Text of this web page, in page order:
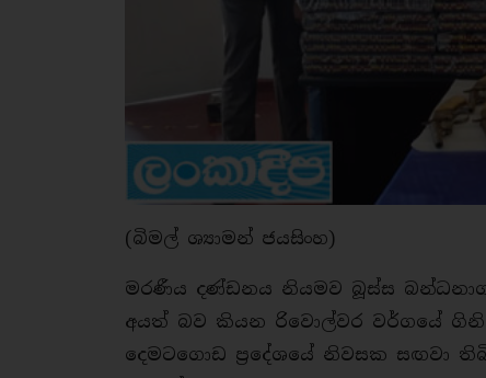
(බිමල් ශ්‍යාමන් ජයසිංහ)
මරණීය දණ්ඩනය නියමව බූස්ස
අයත් බව කියන රිවොල්වර වර්ගයේ
දෙමටගොඩ ප්‍රදේශයේ නිවසක සඟවා